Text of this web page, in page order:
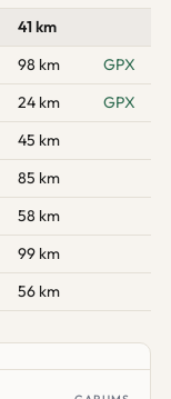
41 km
98 km
GPX
24 km
GPX
45 km
85 km
58 km
99 km
56 km